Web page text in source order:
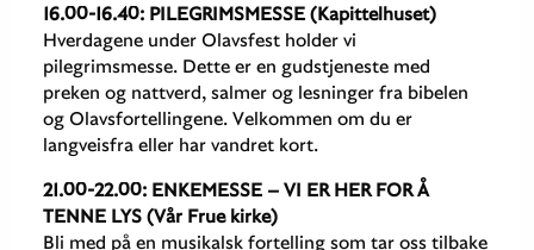
16.00-16.40: PILEGRIMSMESSE (Kapittelhuset)
Hverdagene under Olavsfest holder vi
pilegrimsmesse. Dette er en gudstjeneste med
preken og nattverd, salmer og lesninger fra bibelen
og Olavsfortellingene. Velkommen om du er
langveisfra eller har vandret kort.
21.00-22.00: ENKEMESSE – VI ER HER FOR Å
TENNE LYS (Vår Frue kirke)
Bli med på en musikalsk fortelling som tar oss tilbake